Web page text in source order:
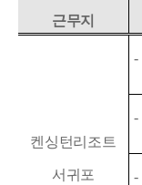
근무지
켄싱턴리조트
서귀포
-
-
-